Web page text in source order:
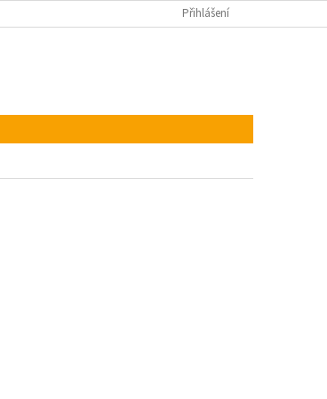
Přihlášení